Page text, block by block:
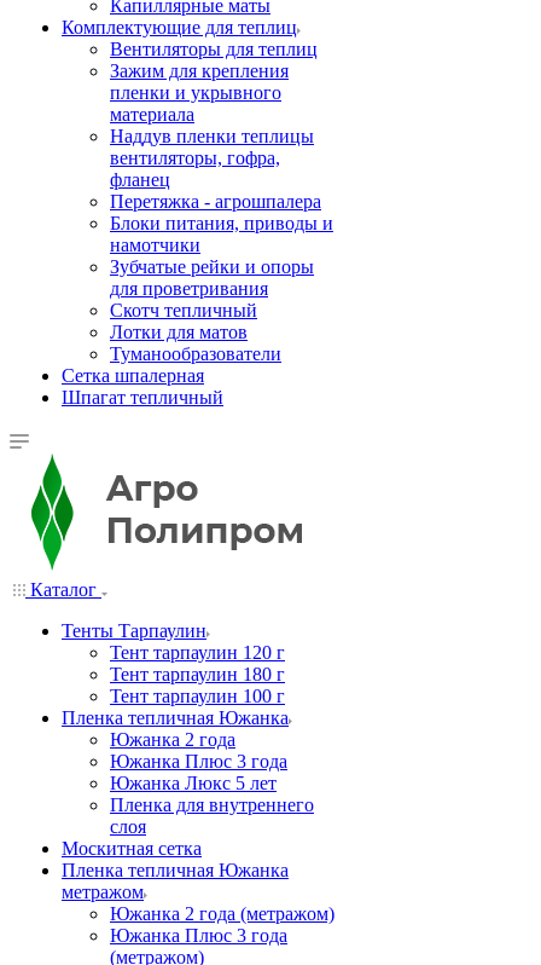
Капиллярные маты
Комплектующие для теплиц
Вентиляторы для теплиц
Зажим для крепления
пленки и укрывного
материала
Наддув пленки теплицы
вентиляторы, гофра,
фланец
Перетяжка - агрошпалера
Блоки питания, приводы и
намотчики
Зубчатые рейки и опоры
для проветривания
Скотч тепличный
Лотки для матов
Туманообразователи
Сетка шпалерная
Шпагат тепличный
Каталог
Тенты Тарпаулин
Тент тарпаулин 120 г
Тент тарпаулин 180 г
Тент тарпаулин 100 г
Пленка тепличная Южанка
Южанка 2 года
Южанка Плюс 3 года
Южанка Люкс 5 лет
Пленка для внутреннего
слоя
Москитная сетка
Пленка тепличная Южанка
метражом
Южанка 2 года (метражом)
Южанка Плюс 3 года
(метражом)